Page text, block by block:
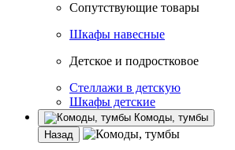
Сопутствующие товары
Шкафы навесные
Детское и подростковое
Стеллажи в детскую
Шкафы детские
Комоды, тумбы
Назад